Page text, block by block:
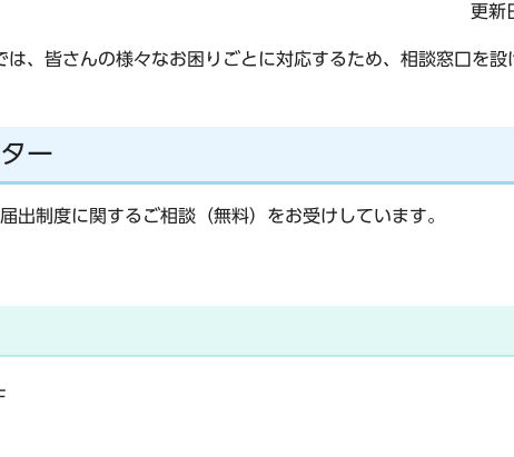
更新
、皆さんの様々なお困りごとに対応するため、相談窓口を設
ー
出制度に関するご相談（無料）をお受けしています。